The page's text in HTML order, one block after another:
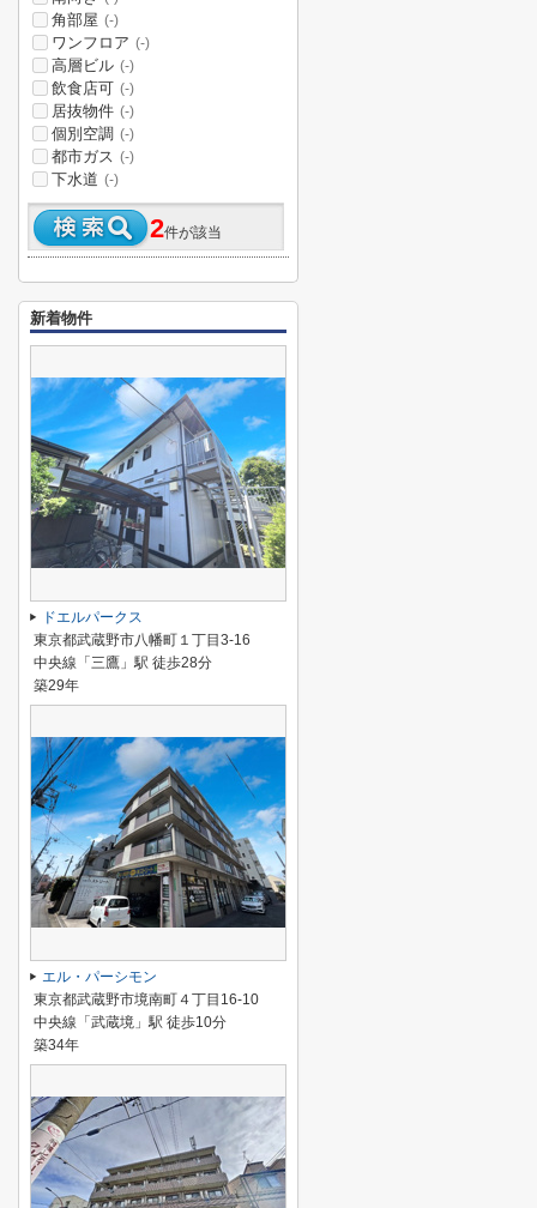
角部屋 (-)
ワンフロア (-)
高層ビル (-)
飲食店可 (-)
居抜物件 (-)
個別空調 (-)
都市ガス (-)
下水道 (-)
2件が該当
新着物件
ドエルパークス
東京都武蔵野市八幡町１丁目3-16
中央線「三鷹」駅 徒歩28分
築29年
エル・パーシモン
東京都武蔵野市境南町４丁目16-10
中央線「武蔵境」駅 徒歩10分
築34年